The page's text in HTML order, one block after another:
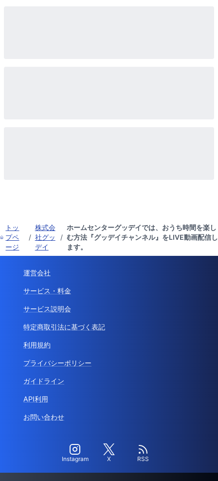
トッ
プペ
ージ
/
株式会
社グッ
デイ
/
ホームセンターグッデイでは、おうち時間を楽し
む方法『グッデイチャンネル』をLIVE動画配信し
ます。
運営会社
サービス・料金
サービス説明会
特定商取引法に基づく表記
利用規約
プライバシーポリシー
ガイドライン
API利用
お問い合わせ
Instagram X RSS